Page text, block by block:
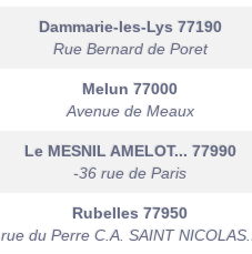
Dammarie-les-Lys 77190
Rue Bernard de Poret
Melun 77000
Avenue de Meaux
Le MESNIL AMELOT... 77990
-36 rue de Paris
Rubelles 77950
rue du Perre C.A. SAINT NICOLAS...